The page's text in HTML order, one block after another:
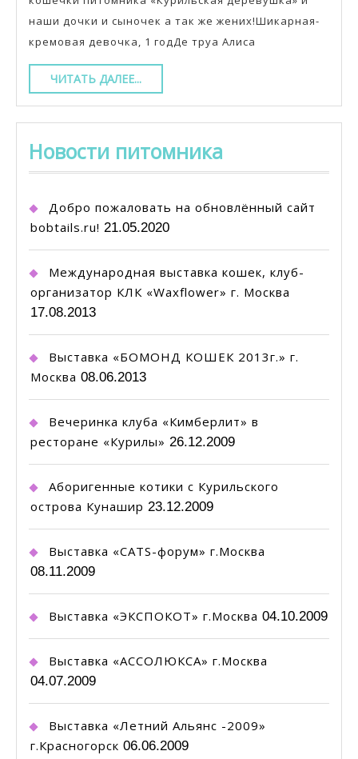
Экспо
г.Москва
наши дочки и сыночек а так же жених!Шикарная-
кремовая девочка, 1 годДе труа Алиса
ЧИТАТЬ ДАЛЕЕ...ЧИТАТЬ
ДАЛЕЕ...
Новости питомника
Добро пожаловать на обновлённый сайт
bobtails.ru! 21.05.2020
Международная выставка кошек, клуб-
организатор КЛК «Waxflower» г. Москва
17.08.2013
Выставка «БОМОНД КОШЕК 2013г.» г.
Москва 08.06.2013
Вечеринка клуба «Кимберлит» в
ресторане «Курилы» 26.12.2009
Аборигенные котики с Курильского
острова Кунашир 23.12.2009
Выставка «CATS-форум» г.Москва
08.11.2009
Выставка «ЭКСПОКОТ» г.Москва 04.10.2009
Выставка «АССОЛЮКСА» г.Москва
04.07.2009
Выставка «Летний Альянс -2009»
г.Красногорск 06.06.2009